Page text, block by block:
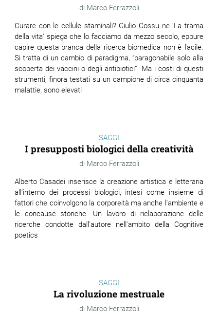
Marco Ferrazzoli
Curare con le cellule staminali? Giulio Cossu ne 'La trama
della vita' spiega che lo facciamo da mezzo secolo, eppure
capire questa branca della ricerca biomedica non è facile.
Si tratta di un cambio di paradigma, “paragonabile solo alla
scoperta dei vaccini o degli antibiotici”. Ma i costi di questi
strumenti, finora testati su un campione di circa cinquanta
malattie, sono elevati
SAGGI
I presupposti biologici della creatività
Marco Ferrazzoli
Alberto Casadei inserisce la creazione artistica e letteraria
all'interno dei processi biologici, intesi come insieme di
fattori che coinvolgono la corporeità ma anche l'ambiente e
le concause storiche. Un lavoro di rielaborazione delle
ricerche condotte dall'autore nell'ambito della Cognitive
poetics
SAGGI
La rivoluzione mestruale
Marco Ferrazzoli